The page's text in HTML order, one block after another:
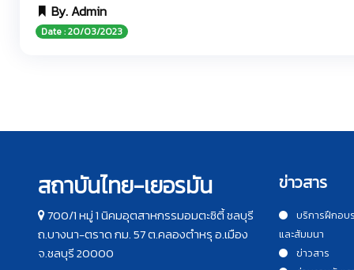
By. Admin
Date : 20/03/2023
สถาบันไทย-เยอรมัน
700/1 หมู่ 1 นิคมอุตสาหกรรมอมตะซิตี้ ชลบุรี
ถ.บางนา-ตราด กม. 57 ต.คลองตำหรุ อ.เมือง
จ.ชลบุรี 20000
ข่าวสาร
บริการฝึกอบ
และสัมมนา
ข่าวสาร